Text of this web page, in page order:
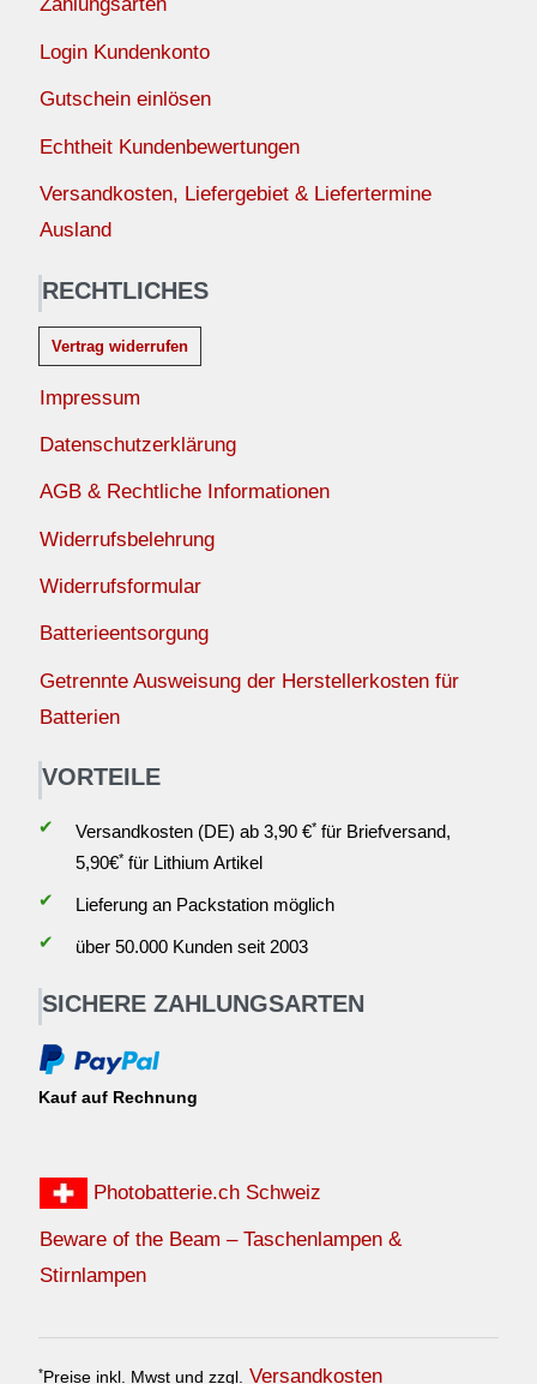
Zahlungsarten
Login Kundenkonto
Gutschein einlösen
Echtheit Kundenbewertungen
Versandkosten, Liefergebiet & Liefertermine
Ausland
RECHTLICHES
Vertrag widerrufen
Impressum
Datenschutzerklärung
AGB & Rechtliche Informationen
Widerrufsbelehrung
Widerrufsformular
Batterieentsorgung
Getrennte Ausweisung der Herstellerkosten für
Batterien
VORTEILE
✔ Versandkosten (DE) ab 3,90 €*für Briefversand,
5,90€*für Lithium Artikel
✔
Lieferung an Packstation möglich
✔
über 50.000 Kunden seit 2003
SICHERE ZAHLUNGSARTEN
Kauf auf Rechnung
Photobatterie.ch Schweiz
Beware of the Beam – Taschenlampen &
Stirnlampen
* Preise inkl. Mwst und zzgl. Versandkosten